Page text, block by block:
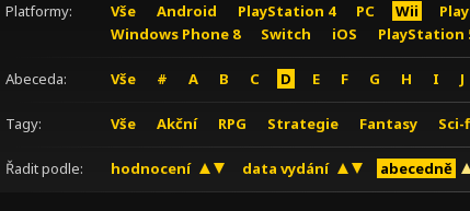
Platformy: Vše Android PlayStation 4 PC Wii
Windows Phone 8
Switch iOS PlayStation
Abeceda: Vše # A B C D E F G H I J
Tagy: Vše Akční RPG Strategie Fantasy Sci-
Řadit podle: hodnocení data vydání abecedně